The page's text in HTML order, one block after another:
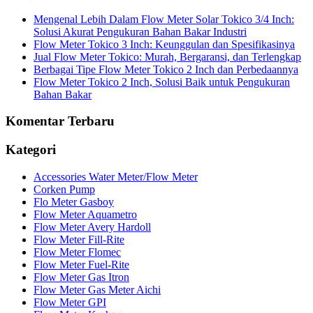
Mengenal Lebih Dalam Flow Meter Solar Tokico 3/4 Inch:
Solusi Akurat Pengukuran Bahan Bakar Industri
Flow Meter Tokico 3 Inch: Keunggulan dan Spesifikasinya
Jual Flow Meter Tokico: Murah, Bergaransi, dan Terlengkap
Berbagai Tipe Flow Meter Tokico 2 Inch dan Perbedaannya
Flow Meter Tokico 2 Inch, Solusi Baik untuk Pengukuran
Bahan Bakar
Komentar Terbaru
Kategori
Accessories Water Meter/Flow Meter
Corken Pump
Flo Meter Gasboy
Flow Meter Aquametro
Flow Meter Avery Hardoll
Flow Meter Fill-Rite
Flow Meter Flomec
Flow Meter Fuel-Rite
Flow Meter Gas Itron
Flow Meter Gas Meter Aichi
Flow Meter GPI